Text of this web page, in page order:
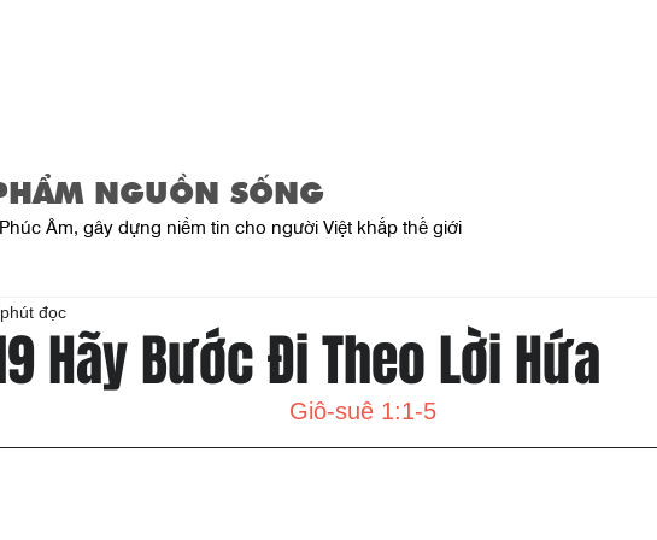
NGUỒN SỐNG
Âm, gây dựng niềm tin cho người Việt khắp thế giới
Hãy Bước Đi Theo Lời Hứa
đọc
Giô-suê 1:1-5